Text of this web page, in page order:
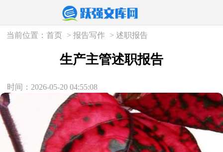
当前位置：首页 >报告写作 >述职报告
生产主管述职报告
时间：2026-05-20 04:55:08